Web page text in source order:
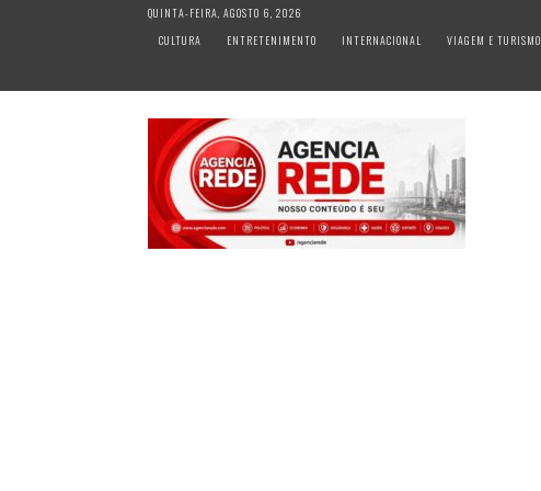
QUINTA-FEIRA, AGOSTO 6, 2026
CULTURA
ENTRETENIMENTO INTERNACIONAL VIAGEM E TURISMO